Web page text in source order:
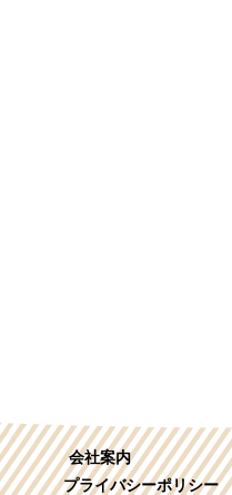
会社案内
プライバシーポリシー